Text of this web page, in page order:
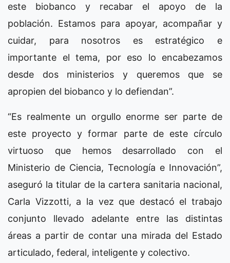
este biobanco y recabar el apoyo de la
población. Estamos para apoyar, acompañar y
cuidar, para nosotros es estratégico e
importante el tema, por eso lo encabezamos
desde dos ministerios y queremos que se
apropien del biobanco y lo defiendan”.
“Es realmente un orgullo enorme ser parte de
este proyecto y formar parte de este círculo
virtuoso que hemos desarrollado con el
Ministerio de Ciencia, Tecnología e Innovación”,
aseguró la titular de la cartera sanitaria nacional,
Carla Vizzotti, a la vez que destacó el trabajo
conjunto llevado adelante entre las distintas
áreas a partir de contar una mirada del Estado
articulado, federal, inteligente y colectivo.